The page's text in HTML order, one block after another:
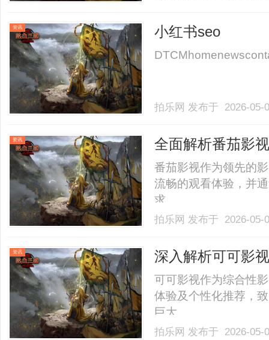
助成分来"促进吸收"
资讯 小红书seo
拍乐网 发布于 2026-
资讯 全面解析番茄影
番茄影视作为领先的
流畅的观看体验，并
求。......
拍乐网 发布于 2026-
资讯
深入解析可可影
发展
可可影视作为综合性
体验及个性化推荐，
巨大。......
拍乐网 发布于 2026-